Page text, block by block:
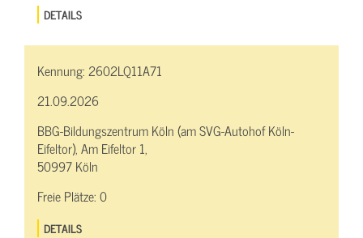
DETAILS
Kennung:2602LQ11A71
21.09.2026
BBG-Bildungszentrum Köln (am SVG-Autohof Köln-
Eifeltor), Am Eifeltor 1,
50997 Köln
Freie Plätze:0
DETAILS